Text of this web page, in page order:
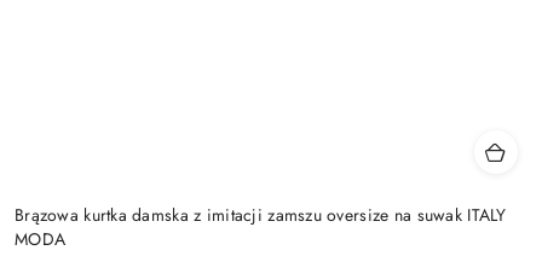
Brązowa kurtka damska z imitacji zamszu oversize na suwak ITALY
MODA